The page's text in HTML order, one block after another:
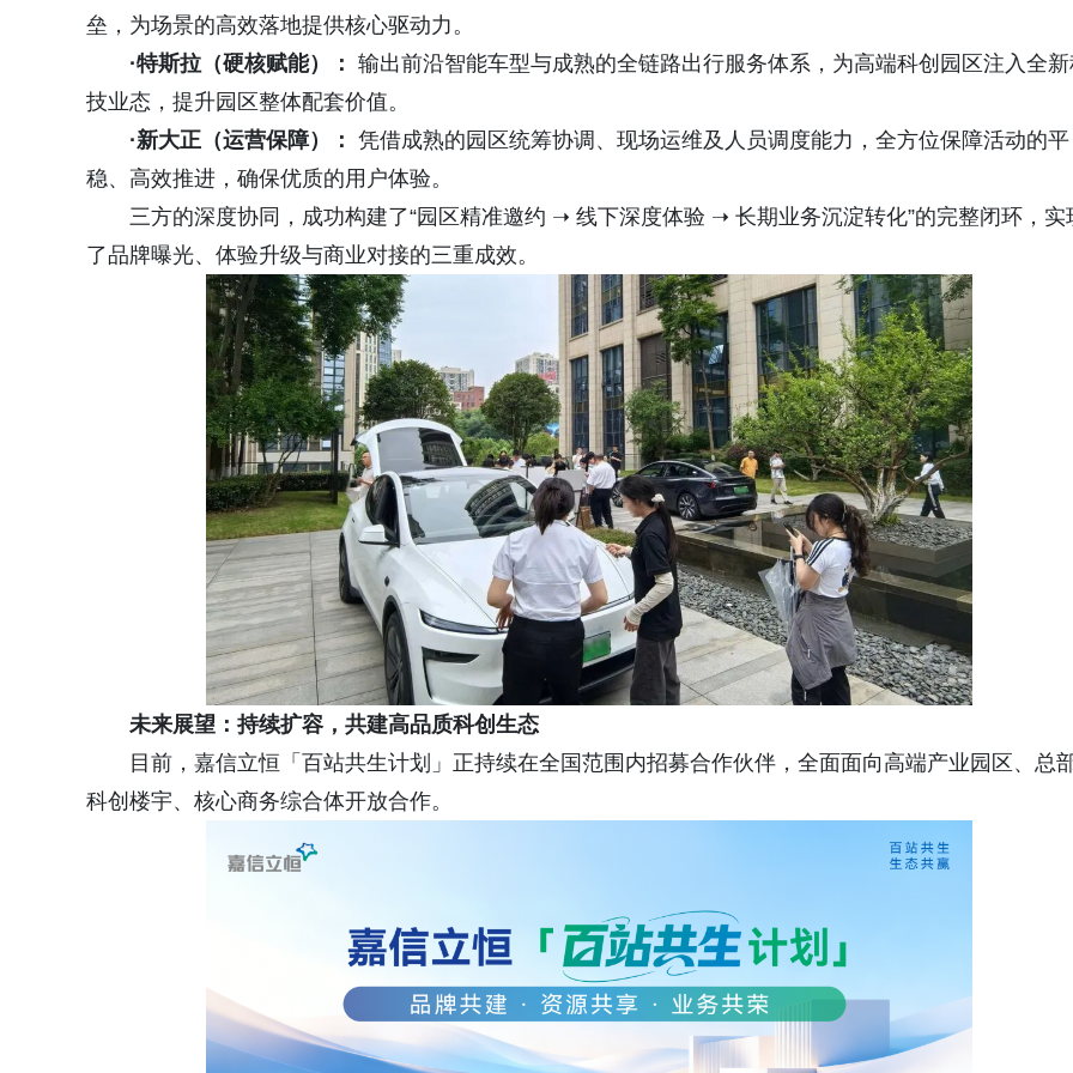
垒，为场景的高效落地提供核心驱动力。
·特斯拉（硬核赋能）： 输出前沿智能车型与成熟的全链路出行服务体系，为高端科创园区注入全
技业态，提升园区整体配套价值。
·新大正（运营保障）： 凭借成熟的园区统筹协调、现场运维及人员调度能力，全方位保障活动的平
稳、高效推进，确保优质的用户体验。
三方的深度协同，成功构建了“园区精准邀约 ➝ 线下深度体验 ➝ 长期业务沉淀转化”的完整闭环，实
了品牌曝光、体验升级与商业对接的三重成效。
未来展望： 持续扩容，共建高品质科创生态
目前，嘉信立恒「百站共生计划」正持续在全国范围内招募合作伙伴，全面面向高端产业园区、总
科创楼宇、核心商务综合体开放合作。